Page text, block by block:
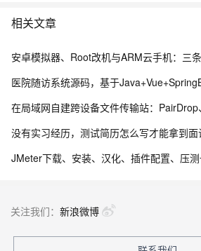
at
.java:943)
at
at
at
相关文章
没有实习经历，测试简历怎么写才能拿到
关注我们： 新浪微博